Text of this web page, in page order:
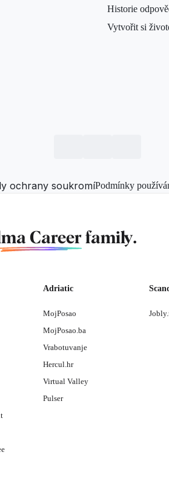
Historie
Vytvořit si
ochrany soukromíPodmínky
Careerfamily.
Adriatic
MojPosao
MojPosao.ba
Vrabotuvanje
Hercul.hr
Virtual Valley
Pulser